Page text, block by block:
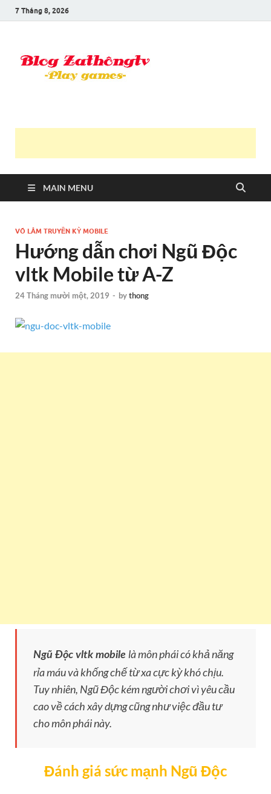
7 Tháng 8, 2026
MAIN MENU
VÕ LÂM TRUYỀN KỲ MOBILE
Hướng dẫn chơi Ngũ Độc
vltk Mobile từ A-Z
24 Tháng mười một, 2019 - bythong
Ngũ Độc vltk mobile là môn phái có khả năng
rỉa máu và khống chế từ xa cực kỳ khó chịu.
Tuy nhiên, Ngũ Độc kém người chơi vì yêu cầu
cao về cách xây dựng cũng như việc đầu tư
cho môn phái này.
Đánh giá sức mạnh Ngũ Độc